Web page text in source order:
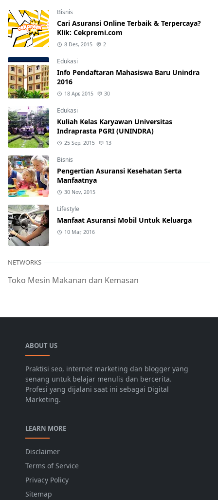
Bisnis
Cari Asuransi Online Terbaik & Terpercaya?
Klik: Cekpremi.com
8 Des, 2015 2
Edukasi
Info Pendaftaran Mahasiswa Baru Unindra
2016
18 Apr, 2015 30
Edukasi
Kuliah Kelas Karyawan Universitas
Indraprasta PGRI (UNINDRA)
25 Sep, 2015 13
Bisnis
Pengertian Asuransi Kesehatan Serta
Manfaatnya
30 Nov, 2015
Lifestyle
Manfaat Asuransi Mobil Untuk Keluarga
10 Mar, 2016
NETWORKS
Toko Mesin Makanan dan Kemasan
ABOUT US
Praktisi seo, internet marketing dan blogger yang
senang untuk belajar menulis dan bercerita.
Profesi yang dijalani saat ini sebagai Digital
Marketing.
LEARN MORE
Disclaimer
Terms of Service
Privacy Policy
Sitemap